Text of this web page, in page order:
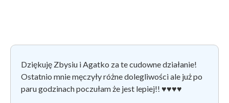
Dziękuję Zbysiu i Agatko za te cudowne działanie!
Ostatnio mnie męczyły różne dolegliwości ale już po
paru godzinach poczułam że jest lepiej!! ♥♥♥♥